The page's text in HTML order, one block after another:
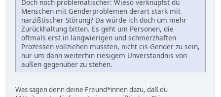
Doch noch problematischer: Wieso verknüpfst du
Menschen mit Genderproblemen derart stark mit
narzißtischer Störung? Da würde ich doch um mehr
Zurückhaltung bitten. Es geht um Personen, die
oftmals erst in langwierigen und schmerzhaften
Prozessen vollziehen mussten, nicht cis-Gender zu sein,
nur um dann weiterhin riesigem Unverständnis von
außen gegenüber zu stehen.
Was sagen denn deine Freund*innen dazu, daß du